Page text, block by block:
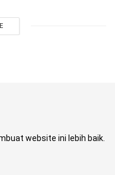
website ini lebih baik.